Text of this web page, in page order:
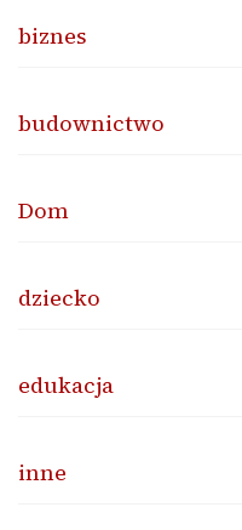
biznes
budownictwo
Dom
dziecko
edukacja
inne